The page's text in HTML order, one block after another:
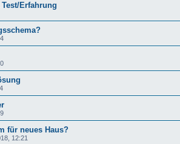
Erfahrung
für neues Haus?
12:21